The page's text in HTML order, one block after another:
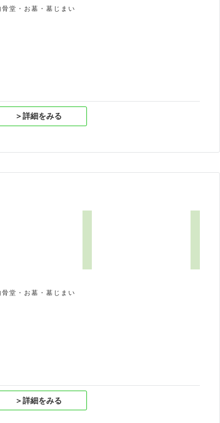
堂・お墓・墓じまい
＞詳細をみる
堂・お墓・墓じまい
＞詳細をみる